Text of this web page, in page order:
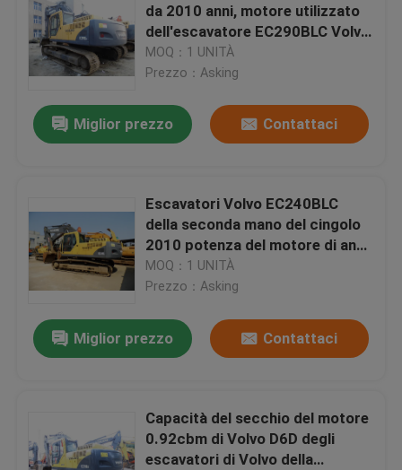
da 2010 anni, motore utilizzato
dell'escavatore EC290BLC Volvo
D7D di Volvo
MOQ：1 UNITÀ
Prezzo：Asking
Miglior prezzo Contattaci
Escavatori Volvo EC240BLC
della seconda mano del cingolo
2010 potenza del motore di anno
168HP
MOQ：1 UNITÀ
Prezzo：Asking
Miglior prezzo Contattaci
Capacità del secchio del motore
0.92cbm di Volvo D6D degli
escavatori di Volvo della